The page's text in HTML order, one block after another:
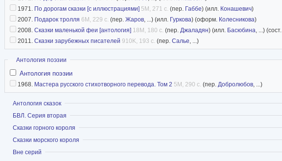
1971. По дорогам сказки [с иллюстрациями] 5M, 271 с. (пер. Габбе) (илл. Конашевич)
2007. Подарок тролля 6M, 229 с. (пер. Жаров, ...) (илл. Гуркова) (оформ. Колесникова)
2008. Сказки маленькой феи [антология] 18M, 180 с. (пер. Джаладян) (илл. Басюбина, ...) (сост.
2011. Сказки зарубежных писателей 910K, 193 с. (пер. Салье, ...)
Скрыть
Антология поэзии
Антология поэзии
1968. Мастера русского стихотворного перевода. Том 2 5M, 290 с. (пер. Добролюбов, ...)
Показать
Антология сказок
Показать
БВЛ. Серия вторая
Показать
Сказки горного короля
Показать
Сказки морского короля
Показать
Вне серий